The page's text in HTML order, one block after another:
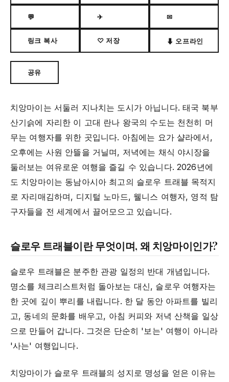
💬 ✈ ✉
링크 복사 ♡ 저장 ⬇ 오프라인
공유
치앙마이는 서둘러 지나치는 도시가 아닙니다. 태국 북부
산기슭에 자리한 이 고대 란나 왕국의 수도는 천천히 머
무는 여행자를 위한 곳입니다. 아침에는 요가 샬라에서,
오후에는 사원 안뜰을 거닐며, 저녁에는 채식 야시장을
둘러보는 여유로운 여행을 즐길 수 있습니다. 2026년에
도 치앙마이는 동남아시아 최고의 슬로우 트래블 목적지
로 자리매김하며, 디지털 노마드, 웰니스 여행자, 영적 탐
구자들을 전 세계에서 끌어모으고 있습니다.
슬로우 트래블이란 무엇이며, 왜 치앙마이인가?
슬로우 트래블은 분주한 관광 일정의 반대 개념입니다.
명소를 체크리스트처럼 돌아보는 대신, 슬로우 여행자는
한 곳에 깊이 뿌리를 내립니다. 한 달 동안 아파트를 빌리
고, 동네의 문화를 배우고, 아침 커피와 저녁 산책을 일상
으로 만들어 갑니다. 그것은 단순히 '보는' 여행이 아니라
'사는' 여행입니다.
치앙마이가 슬로우 트래블의 성지로 명성을 얻은 이유는